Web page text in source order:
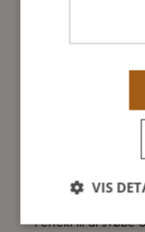
Nyd varmen og
og beroliger din
Mine specielle
- Lavet af 100%
- GOTS organic
- Løst vævet og
- Kan vaskes ved 40º.
- Perfekt til at svøbe
VIS